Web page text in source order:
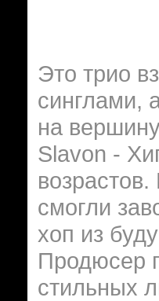
Это трио
синглами,
на
Slavon -
смогли
хоп из
Продюсер
стильных